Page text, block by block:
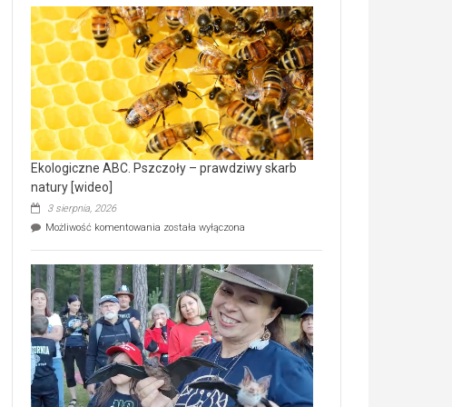
Wręczyca
Wielka
z
dofinansowaniem
ponad
15,6
mln
na
modernizację
oczyszczalni
ścieków
[wideo]
Ekologiczne ABC. Pszczoły – prawdziwy skarb
natury [wideo]
3 sierpnia, 2026
Możliwość komentowania Ekologiczne
–
prawdziwy
skarb
natury
[wideo]
została wyłączona